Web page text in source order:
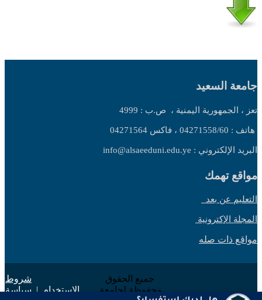
جامعة السعيد
تعز ، الجمهورية اليمنية ، ص.ب : 4999
هاتف : 04271558/60 ، فاكس 04271564
البريد الإلكتروني : info@alsaeeduni.edu.ye
مواقع تهمك
التعليم عن بعد
المجلة الإكترونية
مواقع ذات صله
جميع الحقوق
محفوظة لجامعة
شروط
الاستخدام
| سياسة